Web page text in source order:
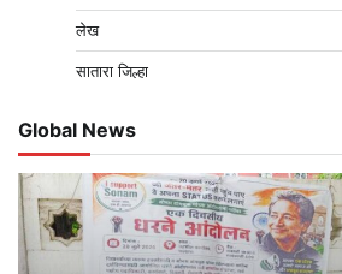
लेख
सातारा जिल्हा
Global News